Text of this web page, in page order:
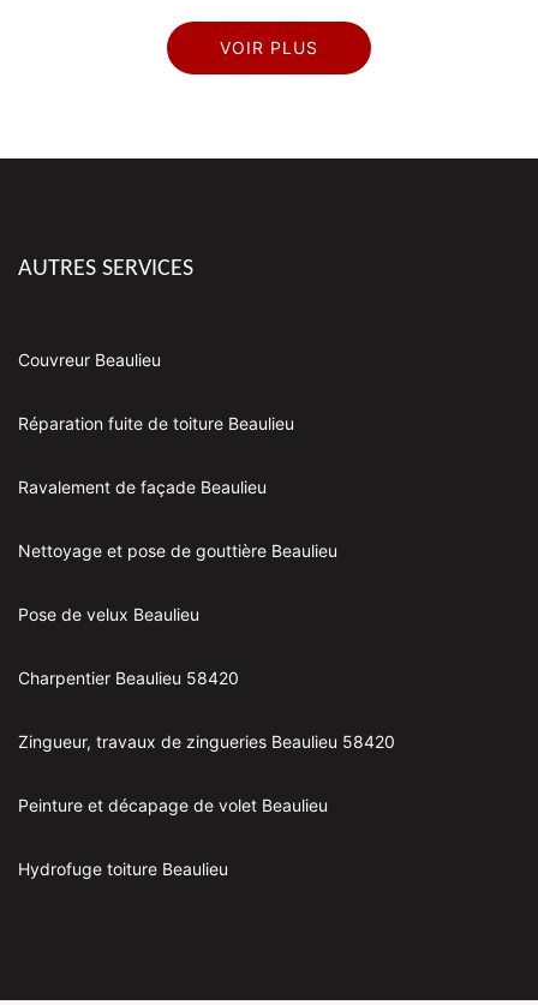
VOIR PLUS
AUTRES SERVICES
Couvreur Beaulieu
Réparation fuite de toiture Beaulieu
Ravalement de façade Beaulieu
Nettoyage et pose de gouttière Beaulieu
Pose de velux Beaulieu
Charpentier Beaulieu 58420
Zingueur, travaux de zingueries Beaulieu 58420
Peinture et décapage de volet Beaulieu
Hydrofuge toiture Beaulieu